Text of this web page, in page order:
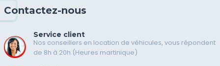
Contactez-nous
Service client
Nos conseillers en location de véhicules, vous répondent
de 8h à 20h (Heures martinique)